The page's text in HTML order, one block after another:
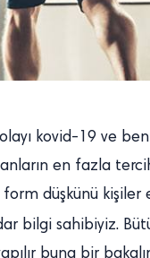
kovid-19 ve
en fazla
form düşkünü
bilgi sahibiyiz.
buna bir